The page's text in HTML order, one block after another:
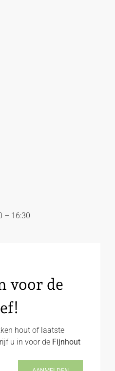
– 16:30
voor de
hout of laatste
u in voor de Fijnhout